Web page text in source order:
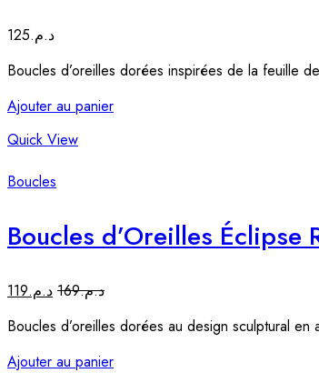
د.م.125
Boucles d’oreilles dorées inspirées de la feuille
Ajouter au panier
Quick View
Boucles
Boucles d’Oreilles Éclipse
د.م.119 د.م.169
Boucles d’oreilles dorées au design sculptural
Ajouter au panier